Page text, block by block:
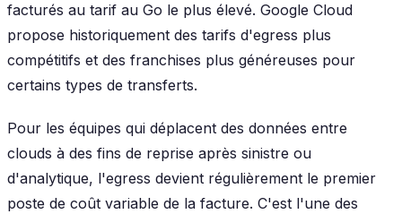
facturés au tarif au Go le plus élevé. Google Cloud
propose historiquement des tarifs d'egress plus
compétitifs et des franchises plus généreuses pour
certains types de transferts.
Pour les équipes qui déplacent des données entre
clouds à des fins de reprise après sinistre ou
d'analytique, l'egress devient régulièrement le premier
poste de coût variable de la facture. C'est l'une des